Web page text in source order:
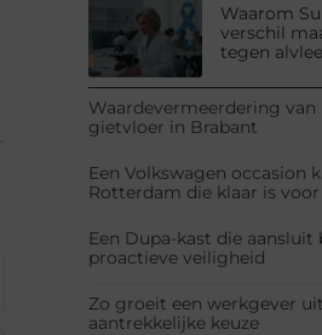
Waarom
verschil
tegen
Waardevermeerdering
gietvloer in Brabant
Een Volkswagen occasion
Rotterdam die klaar is
Een Dupa-kast die aansluit
proactieve veiligheid
Zo groeit een werkgever
aantrekkelijke keuze